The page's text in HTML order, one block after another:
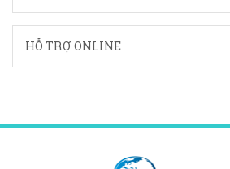
HỖ TRỢ ONLINE